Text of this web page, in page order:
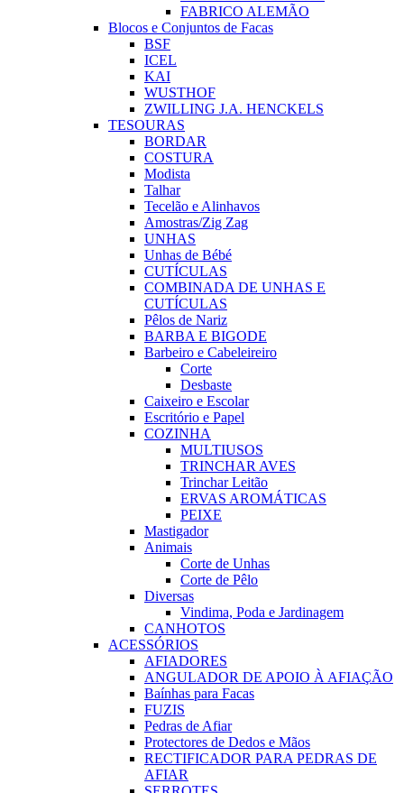
FABRICO ALEMÃO
Blocos e Conjuntos de Facas
BSF
ICEL
KAI
WUSTHOF
ZWILLING J.A. HENCKELS
TESOURAS
BORDAR
COSTURA
Modista
Talhar
Tecelão e Alinhavos
Amostras/Zig Zag
UNHAS
Unhas de Bébé
CUTÍCULAS
COMBINADA DE UNHAS E
CUTÍCULAS
Pêlos de Nariz
BARBA E BIGODE
Barbeiro e Cabeleireiro
Corte
Desbaste
Caixeiro e Escolar
Escritório e Papel
COZINHA
MULTIUSOS
TRINCHAR AVES
Trinchar Leitão
ERVAS AROMÁTICAS
PEIXE
Mastigador
Animais
Corte de Unhas
Corte de Pêlo
Diversas
Vindima, Poda e Jardinagem
CANHOTOS
ACESSÓRIOS
AFIADORES
ANGULADOR DE APOIO À AFIAÇÃO
Baínhas para Facas
FUZIS
Pedras de Afiar
Protectores de Dedos e Mãos
RECTIFICADOR PARA PEDRAS DE
AFIAR